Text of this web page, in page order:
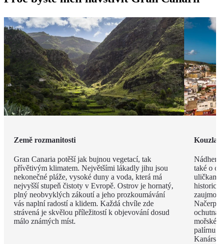
Země rozmanitosti
Gran Canaria potěší jak bujnou vegetací, tak
přívětivým klimatem. Největšími lákadly jihu jsou
nekonečné pláže, vysoké duny a voda, která má
nejvyšší stupeň čistoty v Evropě. Ostrov je hornatý,
plný neobvyklých zákoutí a jeho prozkoumávání
vás naplní radostí a klidem. Každá chvíle zde
strávená je skvělou příležitostí k objevování dosud
málo známých míst.
Kouzla
také o
mořské
palírnu